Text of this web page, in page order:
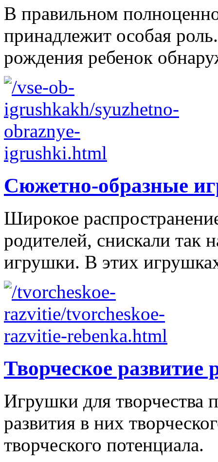
В правильном
принадлежит особая
рождения ребенок
Сюжетно-образные
Широкое
родителей, снискали так
игрушки. В этих
Творческое развитие
Игрушки для творчества
развития в них
творческого потенциала.